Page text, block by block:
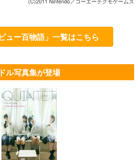
ュー百物語」一覧はこちら
ル写真集が登場